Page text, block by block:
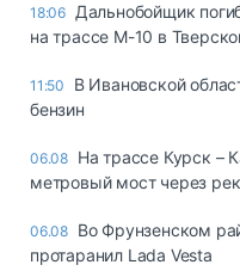
18:06 Дальнобойщик
на трассе М-10 в
11:50
В Ивановской
бензин
06.08 На трассе Курск –
метровый мост через
06.08 Во Фрунзенском
протаранил Lada Vesta